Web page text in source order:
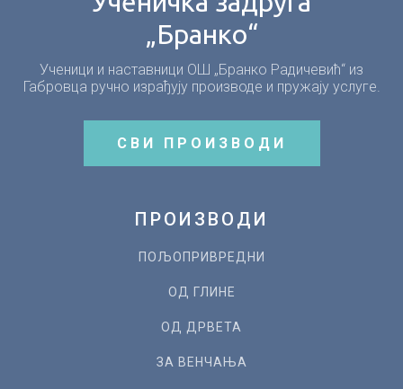
„Бранко“
Ученици и наставници ОШ „Бранко Радичевић“ из
Габровца ручно израђују производе и пружају услуге.
СВИ ПРОИЗВОДИ
ПРОИЗВОДИ
ПОЉОПРИВРЕДНИ
ОД ГЛИНЕ
ОД ДРВЕТА
ЗА ВЕНЧАЊА